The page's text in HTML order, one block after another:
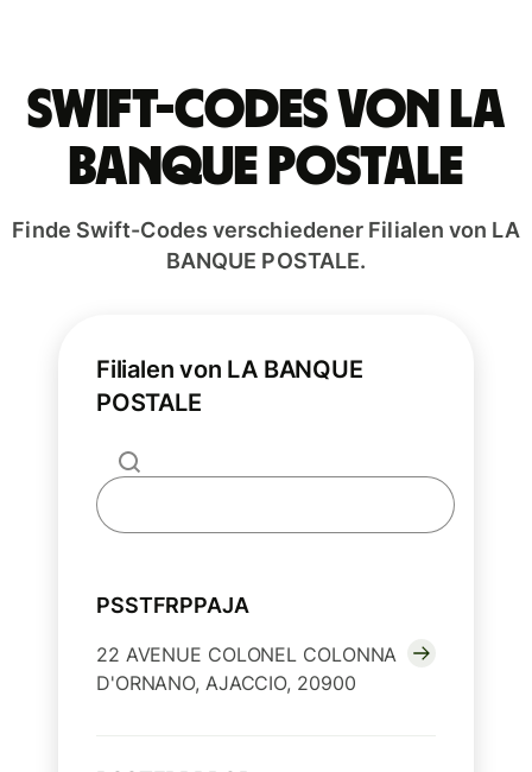
Swift-Codes von LA
BANQUE POSTALE
Finde Swift-Codes verschiedener Filialen von LA
BANQUE POSTALE.
Filialen von LA BANQUE
POSTALE
PSSTFRPPAJA
22 AVENUE COLONEL COLONNA
D'ORNANO, AJACCIO, 20900